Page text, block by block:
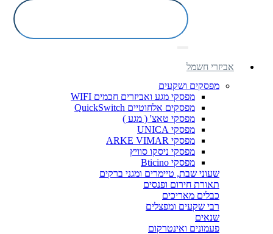
אביזרי חשמל
מפסקים ושקעים
מפסקי מגע ואביזרים חכמים WIFI
מפסקים אלחוטיים QuickSwitch
מפסקי טאצ' ( מגע )
מפסקי UNICA
מפסקי ARKE VIMAR
מפסקי ניסקו סוויץ
מפסקי Bticino
שעוני שבת, טיימרים ומגני ברקים
תאורת חירום ופנסים
כבלים מאריכים
רבי שקעים ומפצלים
שנאים
פעמונים ואינטרקום